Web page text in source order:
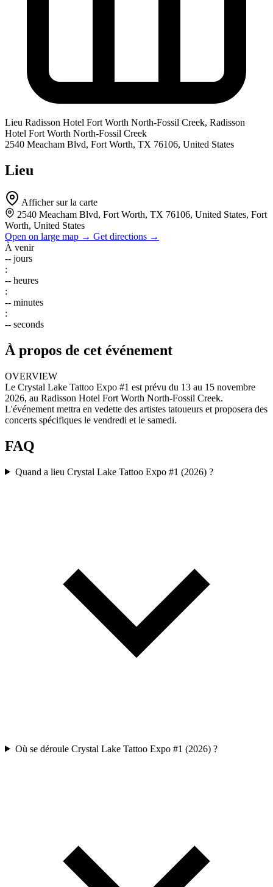
Lieu Radisson Hotel Fort Worth North-Fossil Creek, Radisson
Hotel Fort Worth North-Fossil Creek
2540 Meacham Blvd, Fort Worth, TX 76106, United States
Lieu
Afficher sur la carte
2540 Meacham Blvd, Fort Worth, TX 76106, United States, Fort
Worth, United States
Open on large map → Get directions →
À venir
-- jours
:
-- heures
:
-- minutes
:
-- seconds
À propos de cet événement
OVERVIEW
Le Crystal Lake Tattoo Expo #1 est prévu du 13 au 15 novembre
2026, au Radisson Hotel Fort Worth North-Fossil Creek.
L'événement mettra en vedette des artistes tatoueurs et proposera des
concerts spécifiques le vendredi et le samedi.
FAQ
Quand a lieu Crystal Lake Tattoo Expo #1 (2026) ?
Où se déroule Crystal Lake Tattoo Expo #1 (2026) ?